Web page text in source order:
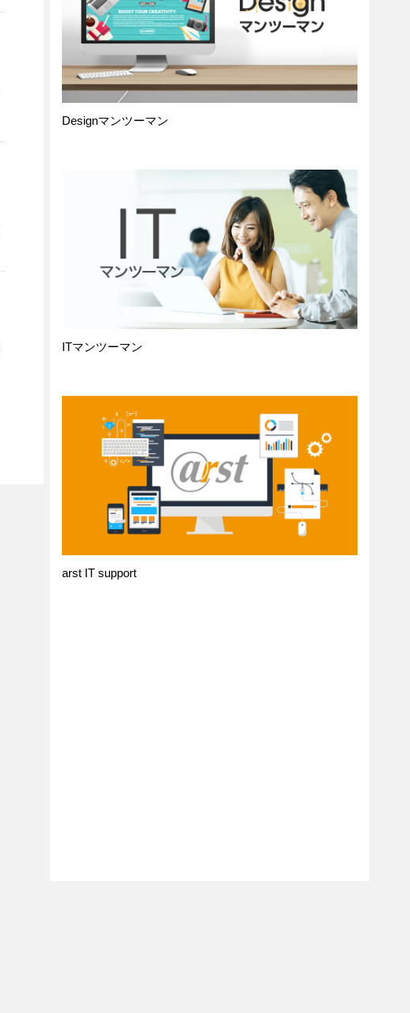
Designマンツーマン
ITマンツーマン
arst IT support